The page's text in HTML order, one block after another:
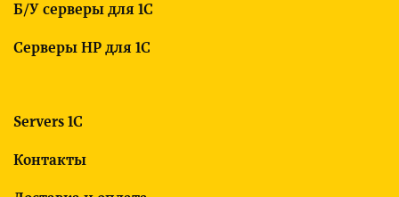
Б/У серверы для 1С
Серверы HP для 1С
Servers 1C
Контакты